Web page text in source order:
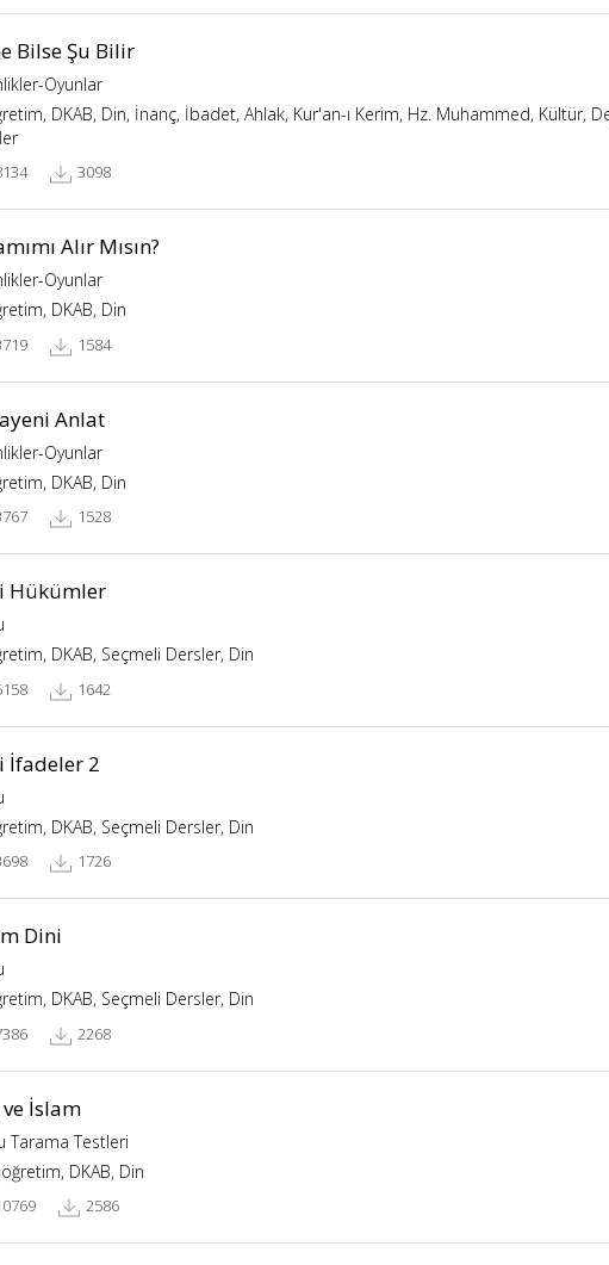
Bilse Şu Bilir
Oyunlar
DKAB, Din, İnanç, İbadet, Ahlak, Kur'an-ı Kerim, Hz. Muhammed, Kültür,
3098
Alır Mısın?
Oyunlar
DKAB, Din
1584
Anlat
Oyunlar
DKAB, Din
1528
Hükümler
DKAB, Seçmeli Dersler, Din
1642
İfadeler 2
DKAB, Seçmeli Dersler, Din
1726
Dini
DKAB, Seçmeli Dersler, Din
2268
İslam
Tarama Testleri
DKAB, Din
2586